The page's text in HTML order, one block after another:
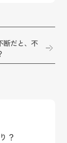
断だと、不
？